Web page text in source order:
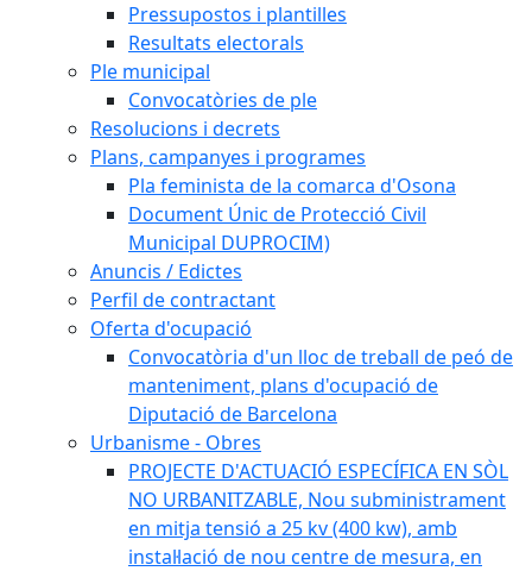
Pressupostos i plantilles
Resultats electorals
Ple municipal
Convocatòries de ple
Resolucions i decrets
Plans, campanyes i programes
Pla feminista de la comarca d'Osona
Document Únic de Protecció Civil
Municipal DUPROCIM)
Anuncis / Edictes
Perfil de contractant
Oferta d'ocupació
Convocatòria d'un lloc de treball de peó de
manteniment, plans d'ocupació de
Diputació de Barcelona
Urbanisme - Obres
PROJECTE D'ACTUACIÓ ESPECÍFICA EN SÒL
NO URBANITZABLE, Nou subministrament
en mitja tensió a 25 kv (400 kw), amb
instal·lació de nou centre de mesura, en